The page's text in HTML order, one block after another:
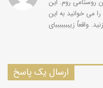
روستامی روم. این
می خوانید به این
ارسال یک پاسخ